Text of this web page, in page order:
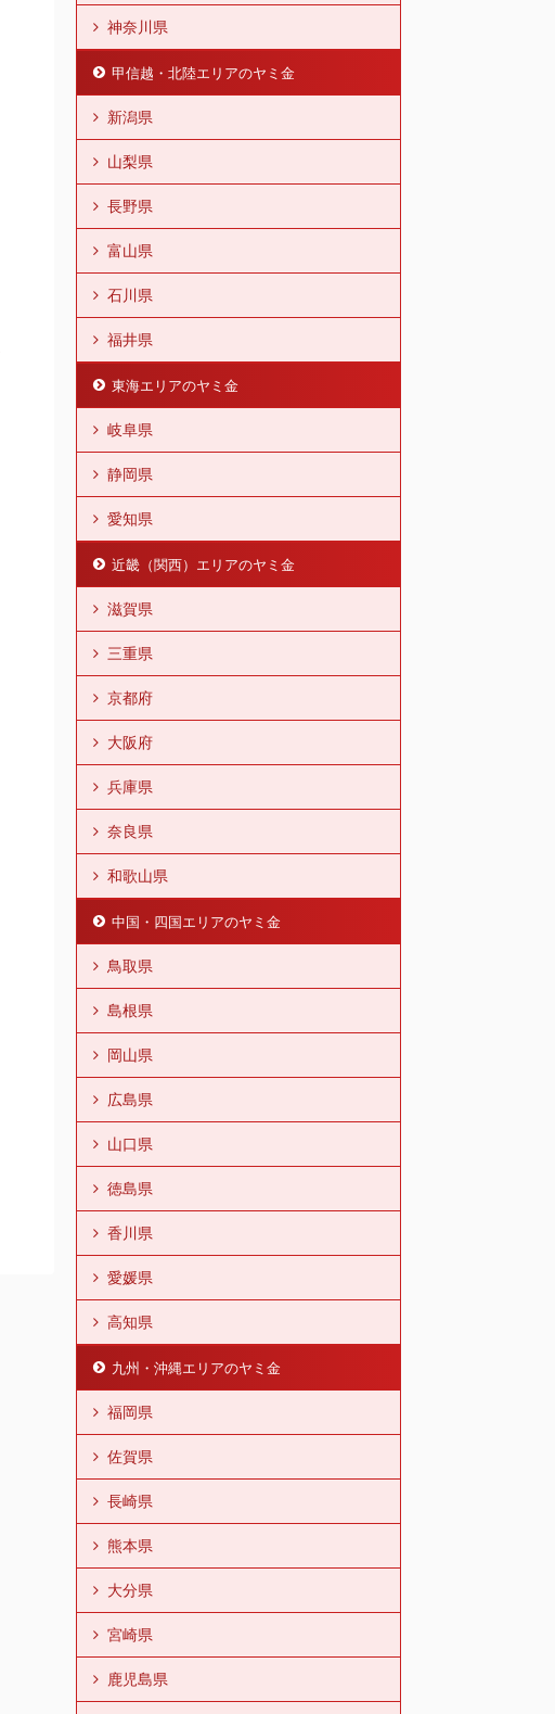
神奈川県
甲信越・北陸エリアのヤミ金
新潟県
山梨県
長野県
富山県
石川県
福井県
東海エリアのヤミ金
岐阜県
静岡県
愛知県
近畿（関西）エリアのヤミ金
滋賀県
三重県
京都府
大阪府
兵庫県
奈良県
和歌山県
中国・四国エリアのヤミ金
鳥取県
島根県
岡山県
広島県
山口県
徳島県
香川県
愛媛県
高知県
九州・沖縄エリアのヤミ金
福岡県
佐賀県
長崎県
熊本県
大分県
宮崎県
鹿児島県